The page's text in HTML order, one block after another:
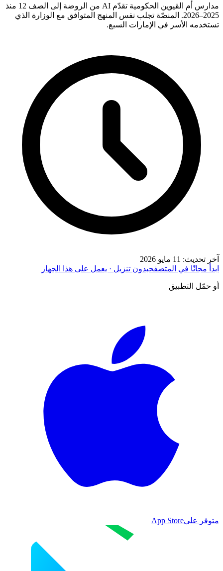
مدارس أم القيوين الحكومية تقدّم AI من الروضة إلى الصف 12 منذ
2025–2026. المنصّة تجلب نفس المنهج المتوافق مع الوزارة الذي
تستخدمه الأسر في الإمارات السبع.
آخر تحديث: 11 مايو 2026
ابدأ مجانًا في المتصفحبدون تنزيل · يعمل على هذا الجهاز
أو حمّل التطبيق
متوفر علىApp Store